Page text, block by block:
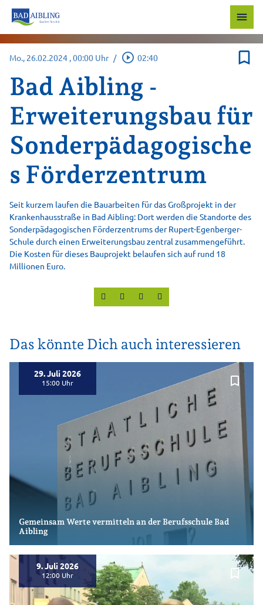
menu
Mo., 26.02.2024 , 00:00 Uhr / play_circle_outline 02:40 bookmark_border
Bad Aibling -
Erweiterungsbau für
Sonderpädagogische
s Förderzentrum
Seit kurzem laufen die Bauarbeiten für das Großprojekt in der
Krankenhausstraße in Bad Aibling: Dort werden die Standorte des
Sonderpädagogischen Förderzentrums der Rupert-Egenberger-
Schule durch einen Erweiterungsbau zentral zusammengeführt.
Die Kosten für dieses Bauprojekt belaufen sich auf rund 18
Millionen Euro.
Das könnte Dich auch interessieren
bookmark_border
29. Juli 2026
15:00
Gemeinsam Werte vermitteln an der Berufsschule Bad
Aibling
bookmark_border
9. Juli 2026
12:00